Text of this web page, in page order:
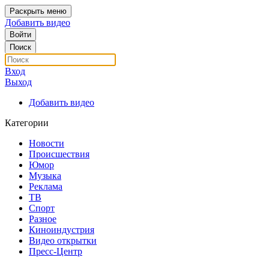
Раскрыть меню
Добавить видео
Войти
Поиск
Вход
Выход
Добавить видео
Категории
Новости
Происшествия
Юмор
Музыка
Реклама
ТВ
Спорт
Разное
Киноиндустрия
Видео открытки
Пресс-Центр